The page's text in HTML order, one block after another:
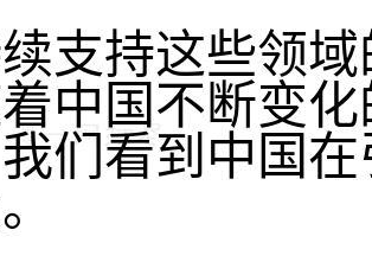
支持这些领
中国不断变
们看到中国